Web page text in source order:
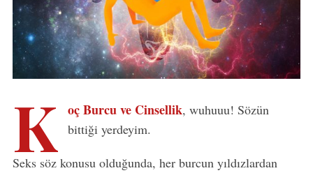
K oç Burcu ve Cinsellik, wuhuuu! Sözün
bittiği yerdeyim.
Seks söz konusu olduğunda, her burcun yıldızlardan